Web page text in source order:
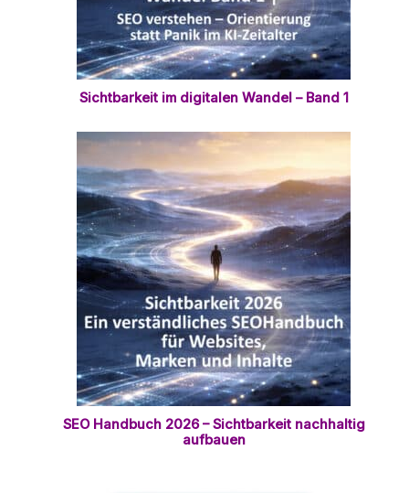
Sichtbarkeit im digitalen Wandel – Band 1
SEO Handbuch 2026 – Sichtbarkeit nachhaltig
aufbauen